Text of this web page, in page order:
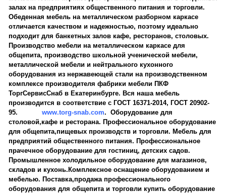
залах на предприятиях общественного питания и торговли.
Обеденная мебель на металлическом разборном каркасе
отличается качеством и надежностью, поэтому идеально
подходит для банкетных залов кафе, ресторанов, столовых.
Производство мебели на металлическом каркасе для
общепита, производство школьной ученической мебели,
металлической мебели и нейтрального кухонного
оборудования из нержавеющей стали на производственном
комплексе производителя фабрики мебели ПКФ
ТоргСервисСнаб в Екатеринбурге. Вся наша мебель
производится в соответствие с ГОСТ 16371-2014, ГОСТ 20902-
95. www.torg-snab.com. Оборудование для
столовой,кафе и ресторана. Профессиональное оборудование
для общепита,пищевых производств и торговли. Мебель для
предприятий общественного питания. Профессиональное
прачечное оборудование для гостиниц, детских садов.
Промышленное холодильное оборудование для магазинов,
складов и кухонь.Комплексное оснащение оборудованием и
мебелью. Поставка,продажа профессионального
оборудования для общепита и торговли купить оборудование